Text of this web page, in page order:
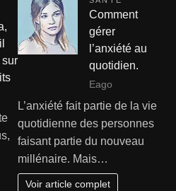
sur
Comment
gérer
l’anxiété au
quotidien.
Eago
L’anxiété fait partie de la vie
quotidienne des personnes
faisant partie du nouveau
millénaire. Mais…
Voir article complet